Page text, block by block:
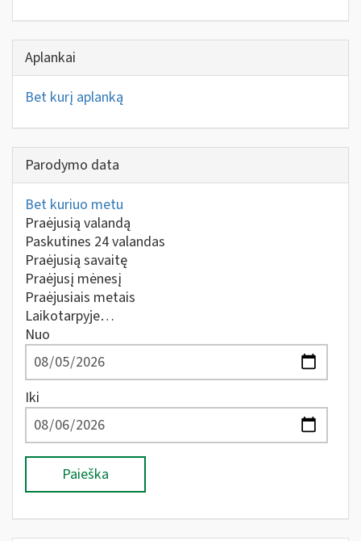
Aplankai
Bet kurį aplanką
Parodymo data
Bet kuriuo metu
Praėjusią valandą
Paskutines 24 valandas
Praėjusią savaitę
Praėjusį mėnesį
Praėjusiais metais
Laikotarpyje…
Nuo
Iki
Paieška